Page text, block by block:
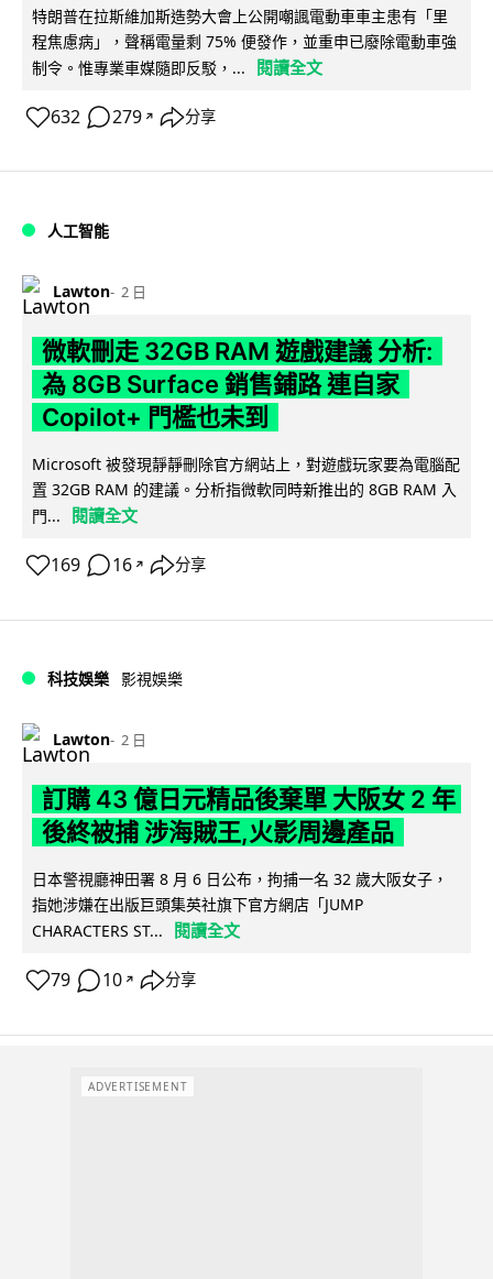
特朗普在拉斯維加斯造勢大會上公開嘲諷電動車車主患有「里
程焦慮病」，聲稱電量剩 75% 便發作，並重申已廢除電動車強
制令。惟專業車媒隨即反駁，...
閱讀全文
632 279 ↗ 分享
人工智能
Lawton 2 日
微軟刪走 32GB RAM 遊戲建議 分析:
為 8GB Surface 銷售鋪路 連自家
Copilot+ 門檻也未到
Microsoft 被發現靜靜刪除官方網站上，對遊戲玩家要為電腦配
置 32GB RAM 的建議。分析指微軟同時新推出的 8GB RAM 入
門...
閱讀全文
169 16 ↗ 分享
科技娛樂 影視娛樂
Lawton 2 日
訂購 43 億日元精品後棄單 大阪女 2 年
後終被捕 涉海賊王,火影周邊產品
日本警視廳神田署 8 月 6 日公布，拘捕一名 32 歲大阪女子，
指她涉嫌在出版巨頭集英社旗下官方網店「JUMP
CHARACTERS ST...
閱讀全文
79 10 ↗ 分享
ADVERTISEMENT